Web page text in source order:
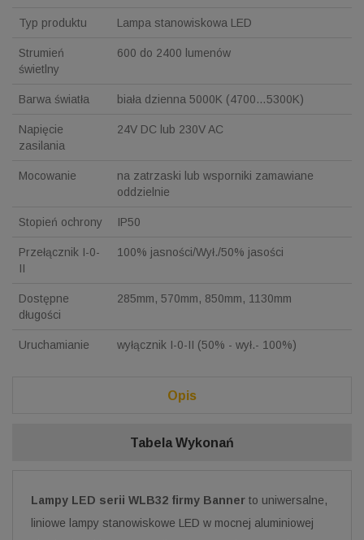
Typ produktu Lampa stanowiskowa LED
Strumień
świetlny
600 do 2400 lumenów
Barwa światła biała dzienna 5000K (4700…5300K)
Napięcie
zasilania
24V DC lub 230V AC
Mocowanie
na zatrzaski lub wsporniki zamawiane
oddzielnie
Stopień ochrony IP50
Przełącznik I-0-
II
100% jasności/Wył./50% jasości
Dostępne
długości
285mm, 570mm, 850mm, 1130mm
Uruchamianie wyłącznik I-0-II (50% - wył.- 100%)
Opis
Tabela Wykonań
Lampy LED serii WLB32 firmy Banner to uniwersalne,
liniowe lampy stanowiskowe LED w mocnej aluminiowej